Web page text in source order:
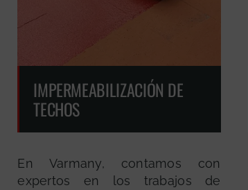
IMPERMEABILIZACIÓN DE
TECHOS
En Varmany, contamos con
expertos en los trabajos de